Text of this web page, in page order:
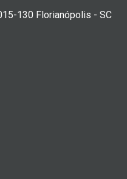
130 Florianópolis - SC